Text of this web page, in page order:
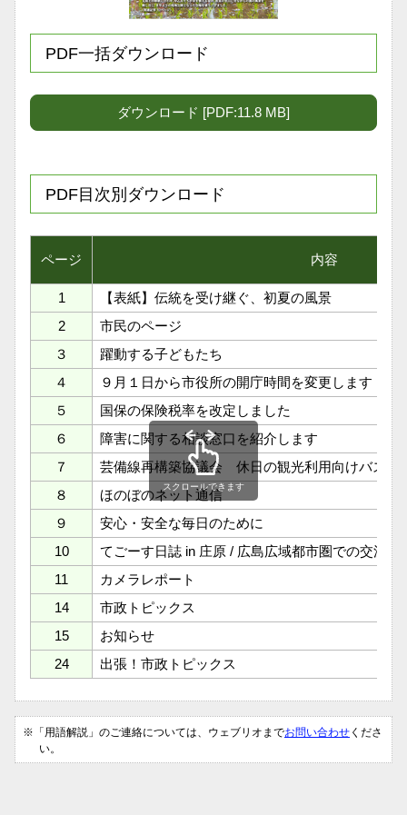
PDF一括ダウンロード
ダウンロード [PDF:11.8 MB]
PDF目次別ダウンロード
ページ 内容
1
【表紙】伝統を受け継ぐ、初夏の風景
2
市民のページ
３
躍動する子どもたち
４
９月１日から市役所の開庁時間を変更します
５
国保の保険税率を改定しました
６
障害に関する相談窓口を紹介します
７
芸備線再構築協議会 休日の観光利用向けバス運
８
ほのぼのネット通信
９
安心・安全な毎日のために
10
てごーす日誌 in 庄原 / 広島広域都市圏での交流活
11
カメラレポート
14
市政トピックス
15
お知らせ
24
出張！市政トピックス
スクロールできます
※「用語解説」のご連絡については、ウェブリオまでお問い合わせ くださ
い。